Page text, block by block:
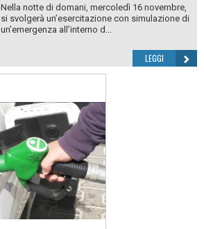
Nella notte di domani, mercoledì 16 novembre,
si svolgerà un’esercitazione con simulazione di
un’emergenza all’interno d...
LEGGI